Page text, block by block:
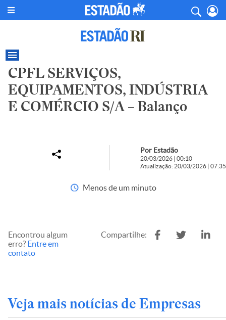
CPFL SERVIÇOS,
EQUIPAMENTOS, INDÚSTRIA
E COMÉRCIO S/A – Balanço
Por Estadão
20/03/2026 | 00:10
Atualização: 20/03/2026 | 07:35
Menos de um minuto
Encontrou algum
erro? Entre em
contato
Compartilhe:
Veja mais notícias de Empresas